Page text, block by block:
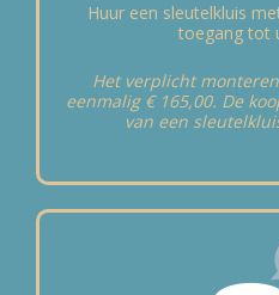
Huur een sleutelkluis
toegang tot
Het verplicht
eenmalig € 165,00. De
van een